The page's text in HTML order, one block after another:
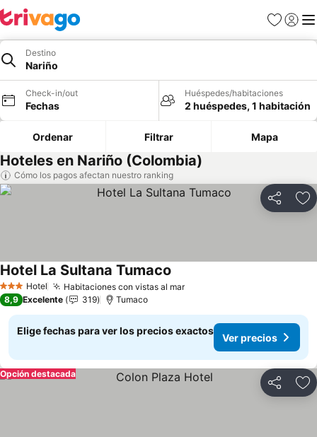
Favoritos
Iniciar
Destino
Nariño
Check-in/out
Fechas
Huéspedes/habitaciones
2 huéspedes, 1 habitación
Ordenar Filtrar Mapa
Hoteles en Nariño (Colombia)
Cómo los pagos afectan nuestro ranking
Compartir
3 Estrellas
Hotel Habitaciones con vistas al marVer precios
Hotel La Sultana Tumaco
8,9 Excelente 319 Tumaco
Elige fechas para ver los precios exactos
Ver precios
Compartir
Opción destacada